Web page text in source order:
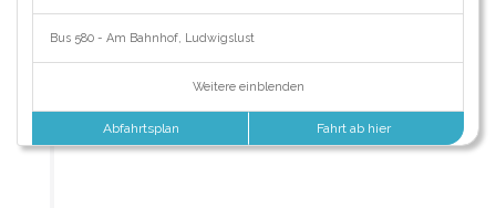
Bus 580 - Am Bahnhof, Ludwigslust
Weitere einblenden
Abfahrtsplan Fahrt ab hier